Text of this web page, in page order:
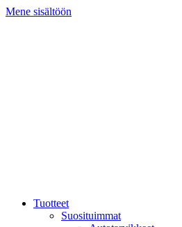
Mene sisältöön
Tuotteet
Suosituimmat